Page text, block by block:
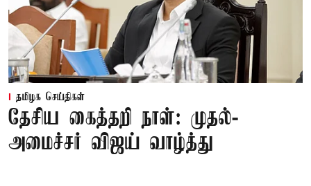
தமிழக செய்திகள்
தேசிய கைத்தறி நாள்: முதல்-
அமைச்சர் விஜய் வாழ்த்து